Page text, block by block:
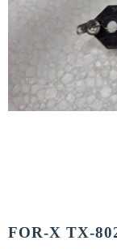
FOR-X TX-